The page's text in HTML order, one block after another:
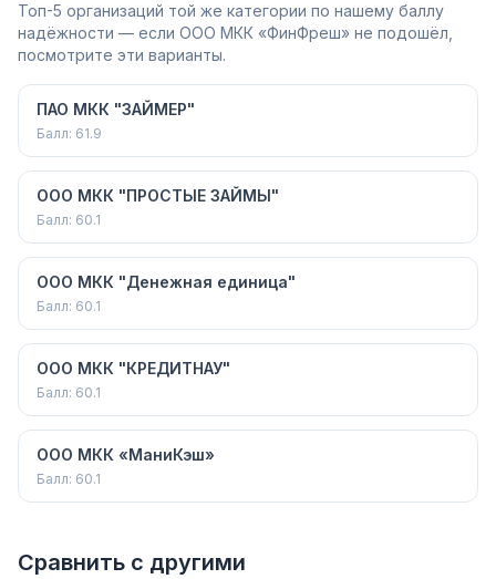
Топ-5 организаций той же категории по нашему баллу
надёжности — если ООО МКК «ФинФреш» не подошёл,
посмотрите эти варианты.
ПАО МКК "ЗАЙМЕР"
Балл: 61.9
ООО МКК "ПРОСТЫЕ ЗАЙМЫ"
Балл: 60.1
ООО МКК "Денежная единица"
Балл: 60.1
ООО МКК "КРЕДИТНАУ"
Балл: 60.1
ООО МКК «МаниКэш»
Балл: 60.1
Сравнить с другими